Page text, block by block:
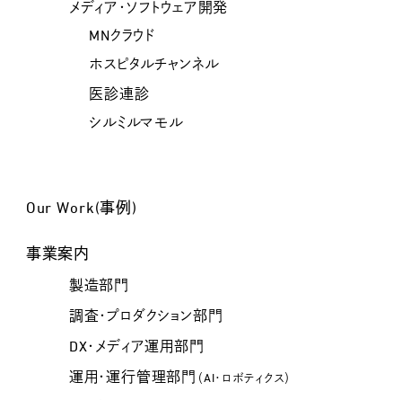
メディア・ソフトウェア開発
MNクラウド
ホスピタルチャンネル
医診連診
シルミルマモル
Our Work(事例)
事業案内
製造部門
調査・プロダクション部門
DX・メディア運用部門
運用・運行管理部門 （AI・ロボティクス）